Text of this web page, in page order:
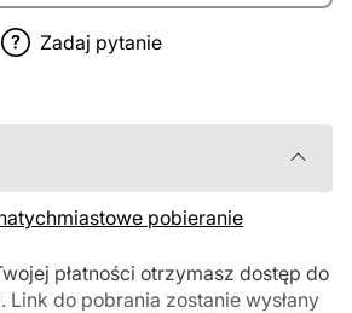
Zadaj pytanie
pobieranie
płatności otrzymasz dostęp do
Link do pobrania zostanie wysłany